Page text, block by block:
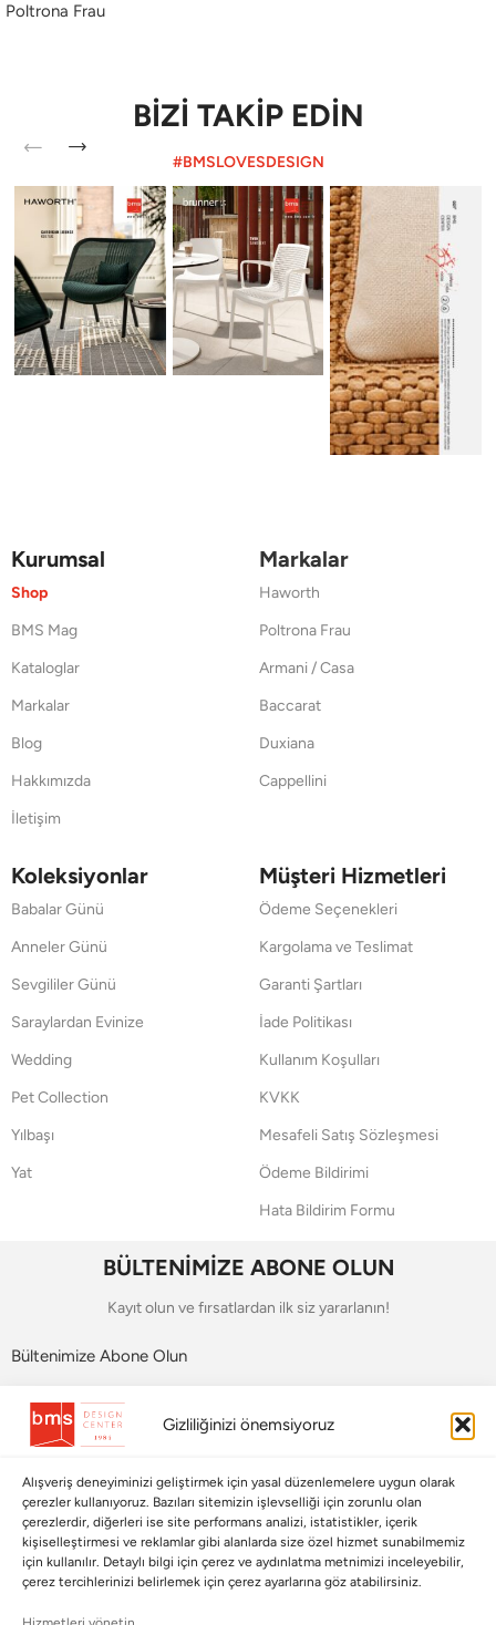
Gizliliğinizi önemsiyoruz
Alışveriş deneyiminizi geliştirmek için yasal düzenlemelere uygun olarak
çerezler kullanıyoruz. Bazıları sitemizin işlevselliği için zorunlu olan
çerezlerdir, diğerleri ise site performans analizi, istatistikler, içerik
kişiselleştirmesi ve reklamlar gibi alanlarda size özel hizmet sunabilmemiz
için kullanılır. Detaylı bilgi için çerez ve aydınlatma metnimizi inceleyebilir,
çerez tercihlerinizi belirlemek için çerez ayarlarına göz atabilirsiniz.
Poltrona Frau
BİZİ TAKİP EDİN
#BMSLOVESDESIGN
Kurumsal
Shop
BMS Mag
Kataloglar
Markalar
Blog
Hakkımızda
İletişim
Markalar
Haworth
Poltrona Frau
Armani / Casa
Baccarat
Duxiana
Cappellini
Koleksiyonlar
Babalar Günü
Anneler Günü
Sevgililer Günü
Saraylardan Evinize
Wedding
Pet Collection
Yılbaşı
Yat
Müşteri Hizmetleri
Ödeme Seçenekleri
Kargolama ve Teslimat
Garanti Şartları
İade Politikası
Kullanım Koşulları
KVKK
Mesafeli Satış Sözleşmesi
Ödeme Bildirimi
Hata Bildirim Formu
BÜLTENİMİZE ABONE OLUN
Kayıt olun ve fırsatlardan ilk siz yararlanın!
Bültenimize Abone Olun